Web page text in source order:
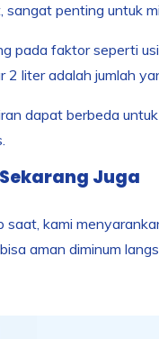
penting untuk
pada faktor seperti
liter adalah jumlah
dapat berbeda
Juga
kami
aman diminum